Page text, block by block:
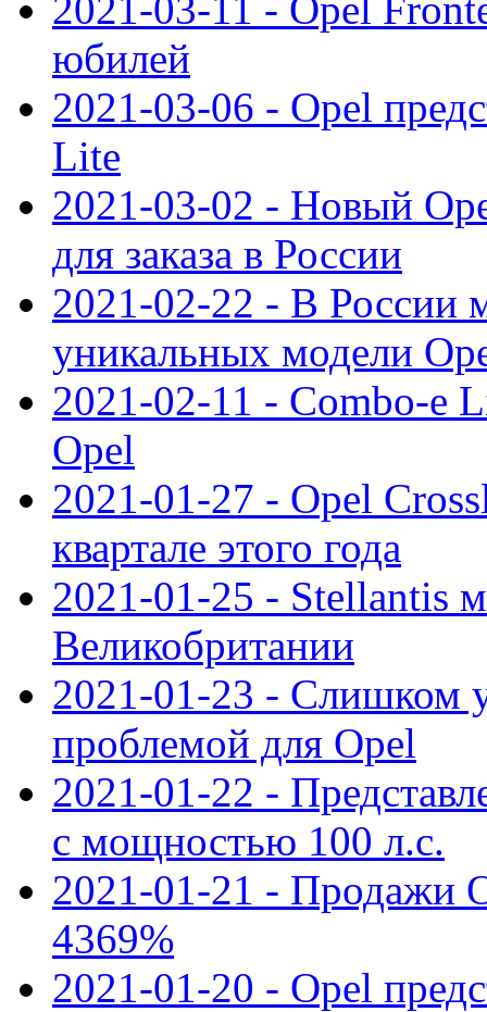
юбилей
2021-03-06 - Opel
Lite
2021-03-02 - Новый
для заказа в России
2021-02-22 - В России
уникальных модели
2021-02-11 - Combo-e
Opel
2021-01-27 - Opel
квартале этого года
2021-01-25 - Stellantis
Великобритании
2021-01-23 - Слишком
проблемой для Opel
2021-01-22 -
с мощностью 100 л.с.
2021-01-21 - Продажи
4369%
2021-01-20 - Opel